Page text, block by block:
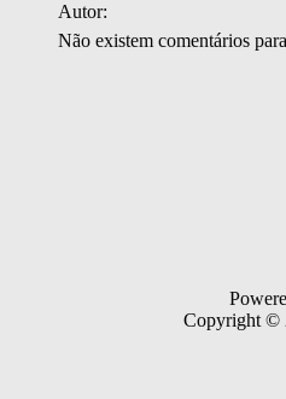
Autor:
Não existem comentários
Copyright ©